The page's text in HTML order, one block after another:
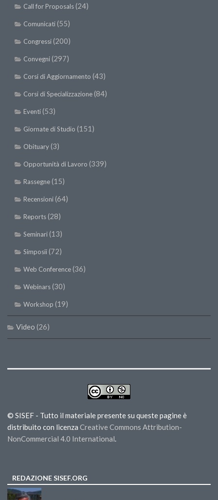
SISEF Notebook (Rassegna Stampa)
SISEF Eventi
Redazione SISEF.ORG
Credits
Call for Proposals(24)
Comunicati(55)
Congressi(200)
Convegni(297)
Corsi di Aggiornamento (43)
Corsi di Specializzazione(84)
Eventi(53)
Giornate di Studio (151)
Obituary(3)
Opportunità di Lavoro (339)
Rassegne(15)
Recensioni(64)
Reports(28)
Seminari(13)
Simposii(72)
Web Conference(36)
Webinars(30)
Workshop (19)
Video (26)
© SISEF - Tutto il materiale presente su queste pagine è
distribuito con licenza Creative Commons Attribution-
NonCommercial 4.0 International.
REDAZIONE SISEF.ORG